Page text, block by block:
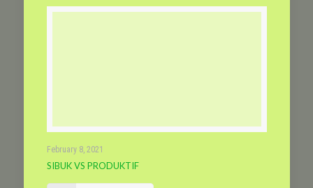
February 8, 2021
SIBUK VS PRODUKTIF